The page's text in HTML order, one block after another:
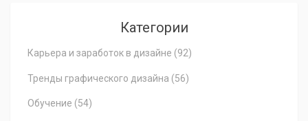
Категории
Карьера и заработок в дизайне (92)
Тренды графического дизайна (56)
Обучение (54)